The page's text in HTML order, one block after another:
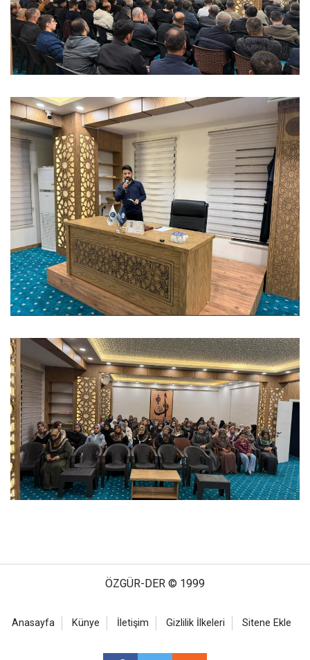
ÖZGÜR-DER © 1999
Anasayfa Künye İletişim Gizlilik İlkeleri Sitene Ekle